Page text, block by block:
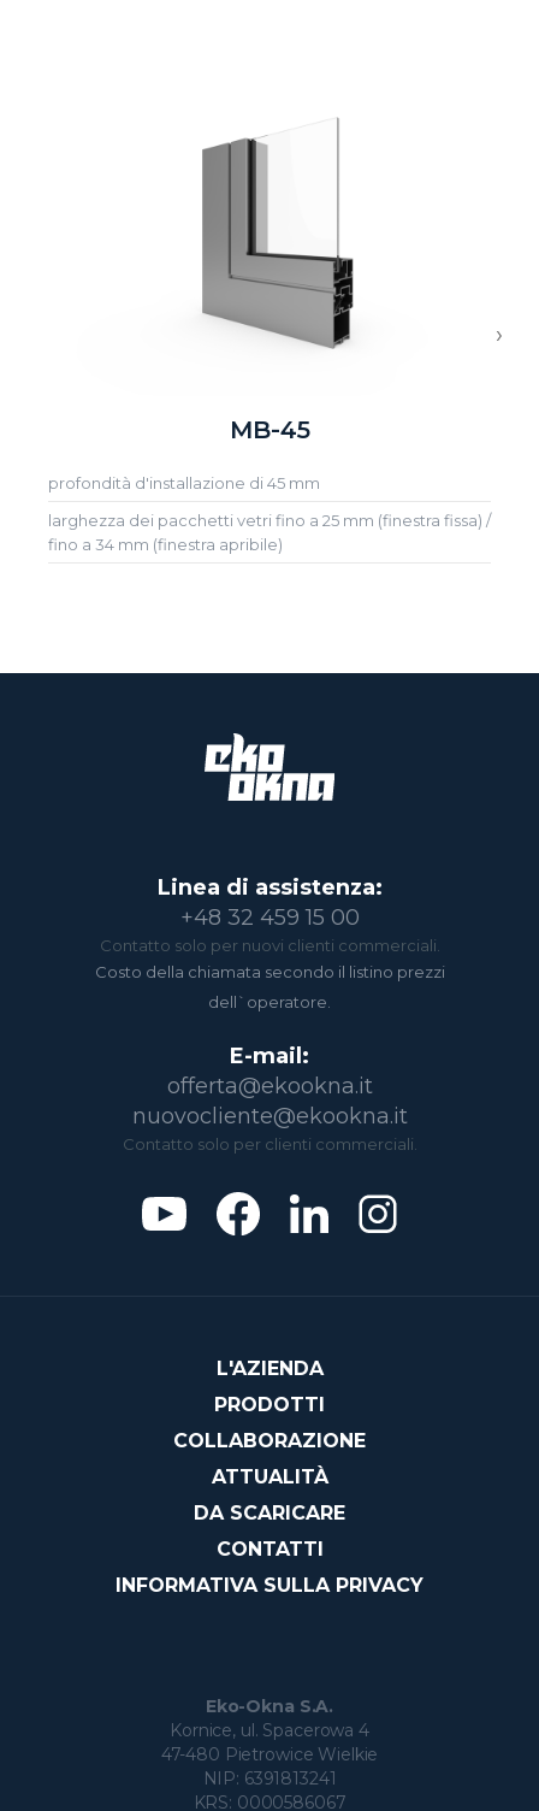
MB-45
profondità d'installazione di 45 mm
larghezza dei pacchetti vetri fino a 25 mm (finestra fissa) /
fino a 34 mm (finestra apribile)
›
Linea di assistenza:
+48 32 459 15 00
Contatto solo per nuovi clienti commerciali.
Costo della chiamata secondo il listino prezzi
dell`operatore.
E-mail:
offerta@ekookna.it
nuovocliente@ekookna.it
Contatto solo per clienti commerciali.
L'AZIENDA
PRODOTTI
COLLABORAZIONE
ATTUALITÀ
DA SCARICARE
CONTATTI
INFORMATIVA SULLA PRIVACY
Eko-Okna S.A.
Kornice, ul. Spacerowa 4
47-480 Pietrowice Wielkie
NIP: 6391813241
KRS: 0000586067